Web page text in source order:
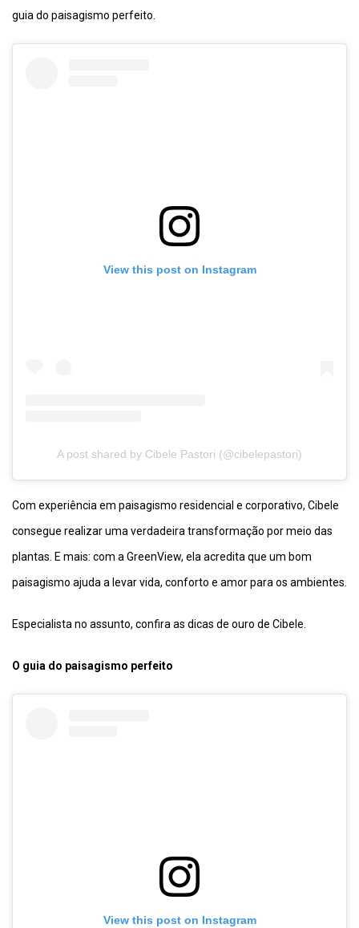
guia do paisagismo perfeito.
View this post on Instagram
A post shared by Cibele Pastori (@cibelepastori)
Com experiência em paisagismo residencial e corporativo, Cibele
consegue realizar uma verdadeira transformação por meio das
plantas. E mais: com a GreenView, ela acredita que um bom
paisagismo ajuda a levar vida, conforto e amor para os ambientes.
Especialista no assunto, confira as dicas de ouro de Cibele.
O guia do paisagismo perfeito
View this post on Instagram